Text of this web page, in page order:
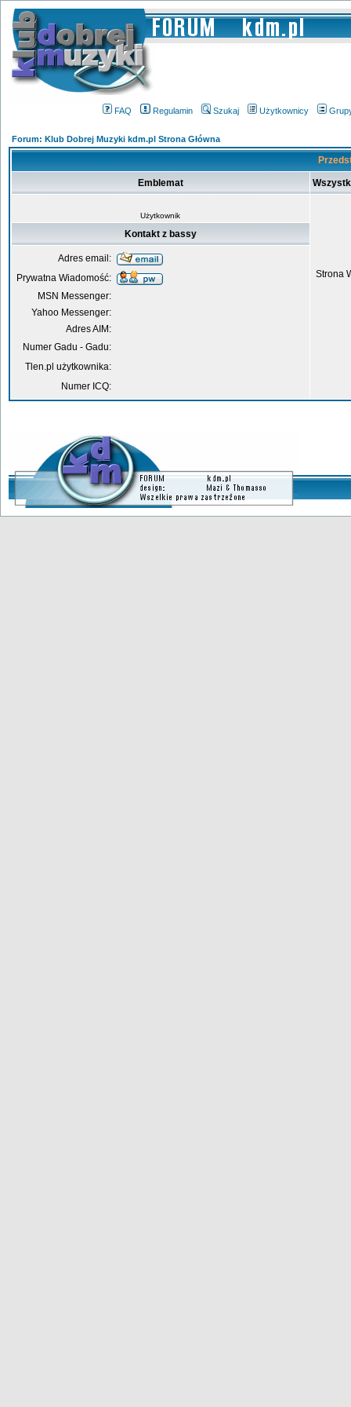
FAQ Regulamin Szukaj Użytkownicy
Forum: Klub Dobrej Muzyki kdm.pl Strona Główna
Emblemat
Użytkownik
Strona
Kontakt z bassy
Adres email:
Prywatna Wiadomość:
MSN Messenger:
Yahoo Messenger:
Adres AIM:
Numer Gadu - Gadu:
Tlen.pl użytkownika:
Numer ICQ: